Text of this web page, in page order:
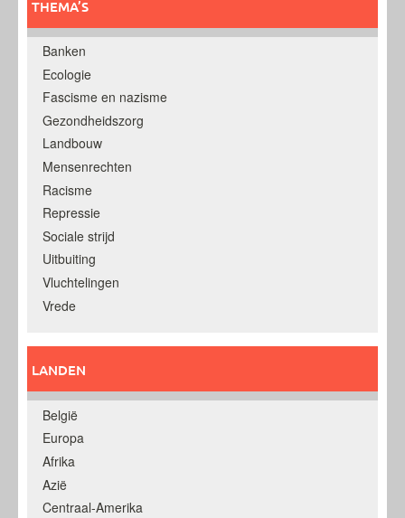
THEMA’S
Banken
Ecologie
Fascisme en nazisme
Gezondheidszorg
Landbouw
Mensenrechten
Racisme
Repressie
Sociale strijd
Uitbuiting
Vluchtelingen
Vrede
LANDEN
België
Europa
Afrika
Azië
Centraal-Amerika